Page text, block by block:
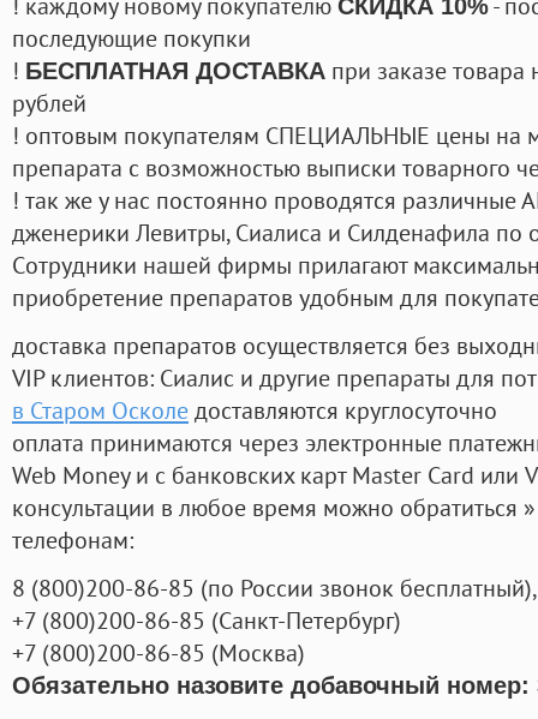
СКИДКА 10%
последующие покупки
! БЕСПЛАТНАЯ ДОСТАВКА при заказе
рублей
! оптовым покупателям СПЕЦИАЛЬНЫЕ цены на
препарата с возможностью выписки товарного
! так же у нас постоянно проводятся
дженерики Левитры, Сиалиса и Силденафила по
Cотрудники нашей фирмы прилагают
приобретение препаратов удобным для
доставка препаратов осуществляется без
VIP клиентов: Сиалис и другие препараты для
в Старом Осколедоставляются круглосуточно
оплата принимаются через электронные
Web Money и с банковских карт Master Card или
консультации в любое время можно обратиться
телефонам:
8 (800)200-86-85 (по России звонок бесплатный),
+7 (800)200-86-85 (Санкт-Петербург)
+7 (800)200-86-85 (Москва)
Обязательно назовите добавочный номер: